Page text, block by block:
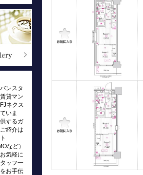
ンスタ
貸マン
ネクス
いま
するガ
紹介は
など）
気軽に
ッフ一
お手伝